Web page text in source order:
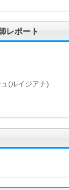
レポート
(ルイジアナ)